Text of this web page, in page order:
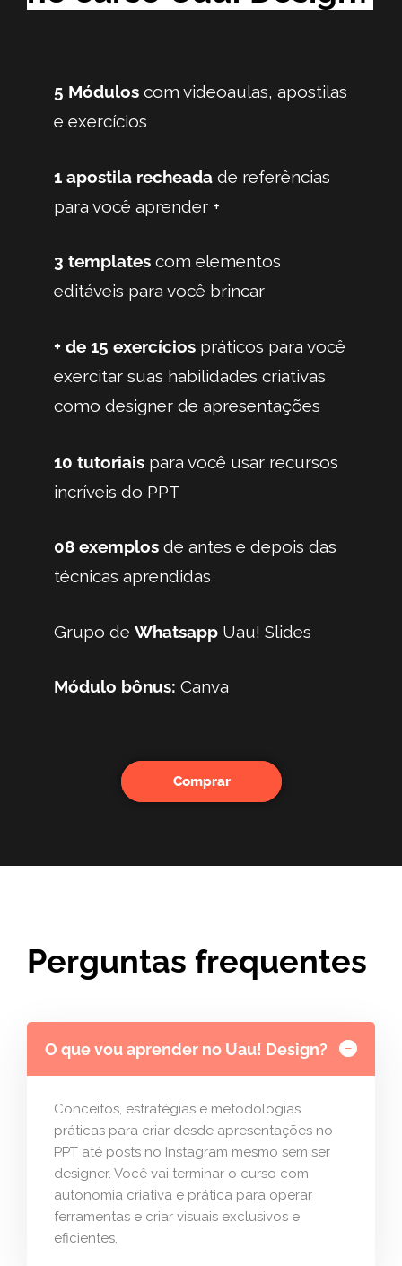
5 Módulos com videoaulas, apostilas
e exercícios
1 apostila recheada de referências
para você aprender +
3 templates com elementos
editáveis para você brincar
+ de 15 exercícios práticos para você
exercitar suas habilidades criativas
como designer de apresentações
10 tutoriais para você usar recursos
incríveis do PPT
08 exemplos de antes e depois das
técnicas aprendidas
Grupo de Whatsapp Uau! Slides
Módulo bônus: Canva
Comprar
Perguntas frequentes
O que vou aprender no Uau! Design?
Conceitos, estratégias e metodologias
práticas para criar desde apresentações no
PPT até posts no Instagram mesmo sem ser
designer. Você vai terminar o curso com
autonomia criativa e prática para operar
ferramentas e criar visuais exclusivos e
eficientes.